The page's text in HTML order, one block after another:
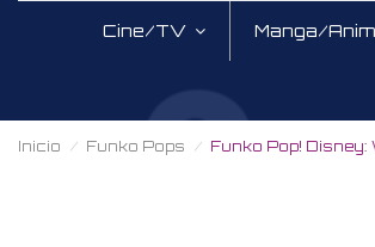
Cine/TV Manga/
Inicio Funko Pops Funko Pop! Disney: